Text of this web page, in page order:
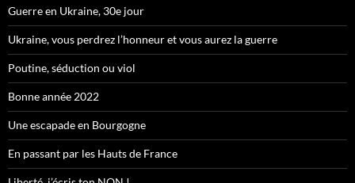
Guerre en Ukraine, 30e jour
Ukraine, vous perdrez l’honneur et vous aurez la guerre
Poutine, séduction ou viol
Bonne année 2022
Une escapade en Bourgogne
En passant par les Hauts de France